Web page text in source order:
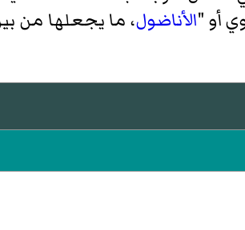
أو "الأناضول، ما يجعلها من